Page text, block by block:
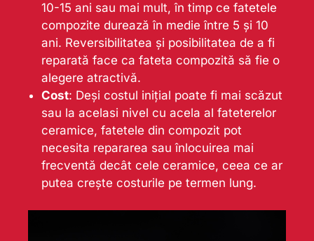
10-15 ani sau mai mult, în timp ce fatetele
compozite durează în medie între 5 și 10
ani. Reversibilitatea și posibilitatea de a fi
reparată face ca fateta compozită să fie o
alegere atractivă.
Cost: Deși costul inițial poate fi mai scăzut
sau la acelasi nivel cu acela al fateterelor
ceramice, fatetele din compozit pot
necesita repararea sau înlocuirea mai
frecventă decât cele ceramice, ceea ce ar
putea crește costurile pe termen lung.